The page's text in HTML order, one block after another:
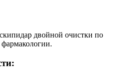
двойной очистки по